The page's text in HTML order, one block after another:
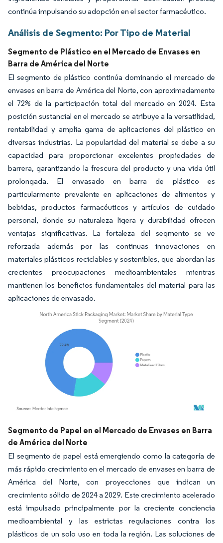
continúa impulsando su adopción en el sector farmacéutico.
Análisis de Segmento: Por Tipo de Material
Segmento de Plástico en el Mercado de Envases en
Barra de América del Norte
El segmento de plástico continúa dominando el mercado de
envases en barra de América del Norte, con aproximadamente
el 72% de la participación total del mercado en 2024. Esta
posición sustancial en el mercado se atribuye a la versatilidad,
rentabilidad y amplia gama de aplicaciones del plástico en
diversas industrias. La popularidad del material se debe a su
capacidad para proporcionar excelentes propiedades de
barrera, garantizando la frescura del producto y una vida útil
prolongada. El envasado en barra de plástico es
particularmente prevalente en aplicaciones de alimentos y
bebidas, productos farmacéuticos y artículos de cuidado
personal, donde su naturaleza ligera y durabilidad ofrecen
ventajas significativas. La fortaleza del segmento se ve
reforzada además por las continuas innovaciones en
materiales plásticos reciclables y sostenibles, que abordan las
crecientes preocupaciones medioambientales mientras
mantienen los beneficios fundamentales del material para las
aplicaciones de envasado.
Imagen © Mordor Intelligence. El uso requiere atribución según CC BY 4.0.
Segmento de Papel en el Mercado de Envases en Barra
de América del Norte
El segmento de papel está emergiendo como la categoría de
más rápido crecimiento en el mercado de envases en barra de
América del Norte, con proyecciones que indican un
crecimiento sólido de 2024 a 2029. Este crecimiento acelerado
está impulsado principalmente por la creciente conciencia
medioambiental y las estrictas regulaciones contra los
plásticos de un solo uso en toda la región. Las soluciones de